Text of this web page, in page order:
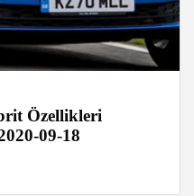
Özellikleri
09-18